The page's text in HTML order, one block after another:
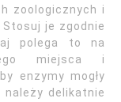
zoologicznych i
je zgodnie
polega to na
miejsca i
enzymy mogły
należy delikatnie